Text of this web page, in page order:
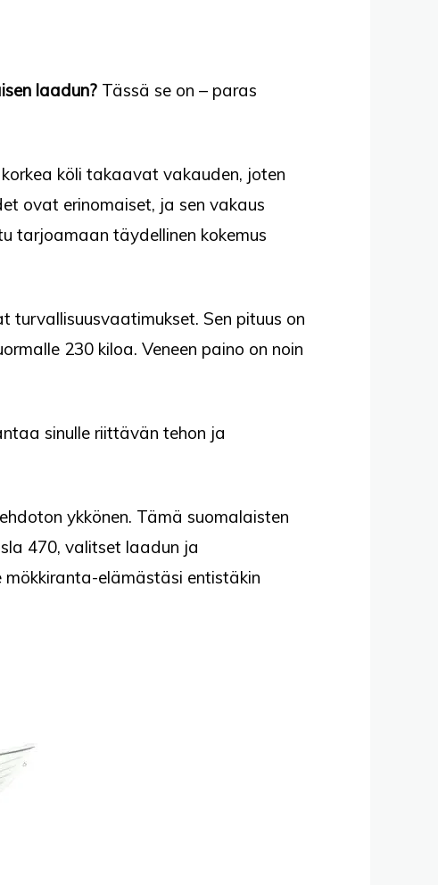
laadun? Tässä se on – paras
köli takaavat vakauden, joten
ovat erinomaiset, ja sen vakaus
tarjoamaan täydellinen kokemus
Sen pituus on
230 kiloa. Veneen paino on noin
sinulle riittävän tehon ja
ykkönen. Tämä suomalaisten
470, valitset laadun ja
elämästäsi entistäkin